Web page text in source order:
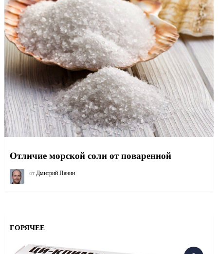
Отличие морской соли от поваренной
от Дмитрий Панин
ГОРЯЧЕЕ